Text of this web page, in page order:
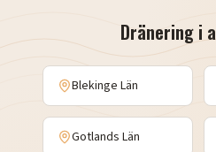
Dränering i
Blekinge Län
Gotlands Län